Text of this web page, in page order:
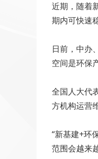
近期，随着
期内可快速
日前，中办
空间是环保
全国人大代
方机构运营
“新基建+环
范围会越来